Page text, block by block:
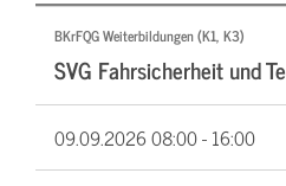
BKrFQG Weiterbildungen (K1, K3)
SVG Fahrsicherheit und
09.09.202608:00 - 16:00